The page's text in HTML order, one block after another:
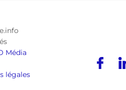
Média
légales